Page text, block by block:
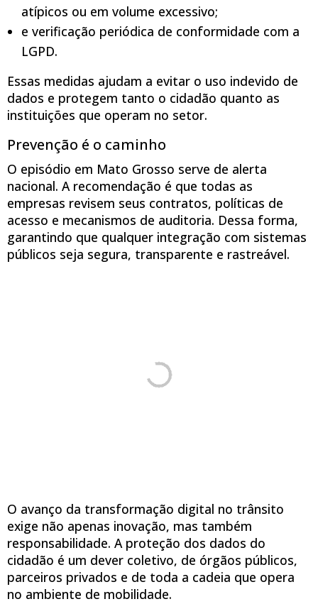
atípicos ou em volume excessivo;
e verificação periódica de conformidade com a
LGPD.
Essas medidas ajudam a evitar o uso indevido de
dados e protegem tanto o cidadão quanto as
instituições que operam no setor.
Prevenção é o caminho
O episódio em Mato Grosso serve de alerta
nacional. A recomendação é que todas as
empresas revisem seus contratos, políticas de
acesso e mecanismos de auditoria. Dessa forma,
garantindo que qualquer integração com sistemas
públicos seja segura, transparente e rastreável.
O avanço da transformação digital no trânsito
exige não apenas inovação, mas também
responsabilidade. A proteção dos dados do
cidadão é um dever coletivo, de órgãos públicos,
parceiros privados e de toda a cadeia que opera
no ambiente de mobilidade.